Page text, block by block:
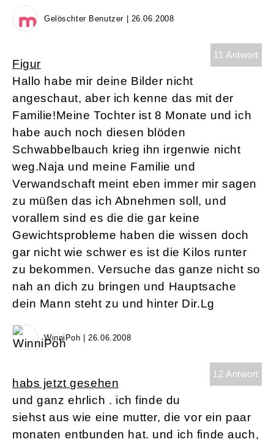
Gelöschter Benutzer | 26.06.2008
11 Antwort
Figur
Hallo habe mir deine Bilder nicht
angeschaut, aber ich kenne das mit der
Familie!Meine Tochter ist 8 Monate und ich
habe auch noch diesen blöden
Schwabbelbauch krieg ihn irgenwie nicht
weg.Naja und meine Familie und
Verwandschaft meint eben immer mir sagen
zu müßen das ich Abnehmen soll, und
vorallem sind es die die gar keine
Gewichtsprobleme haben die wissen doch
gar nicht wie schwer es ist die Kilos runter
zu bekommen. Versuche das ganze nicht so
nah an dich zu bringen und Hauptsache
dein Mann steht zu und hinter Dir.Lg
WinniPoh | 26.06.2008
12 Antwort
habs jetzt gesehen
und ganz ehrlich . ich finde du
siehst aus wie eine mutter, die vor ein paar
monaten entbunden hat. und ich finde auch,